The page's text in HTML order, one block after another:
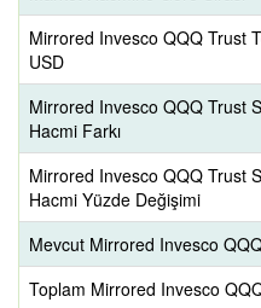
Mirrored Invesco QQQ Trust
USD
Mirrored Invesco QQQ Trust
Hacmi Farkı
Mirrored Invesco QQQ Trust
Hacmi Yüzde Değişimi
Mevcut Mirrored Invesco
Toplam Mirrored Invesco